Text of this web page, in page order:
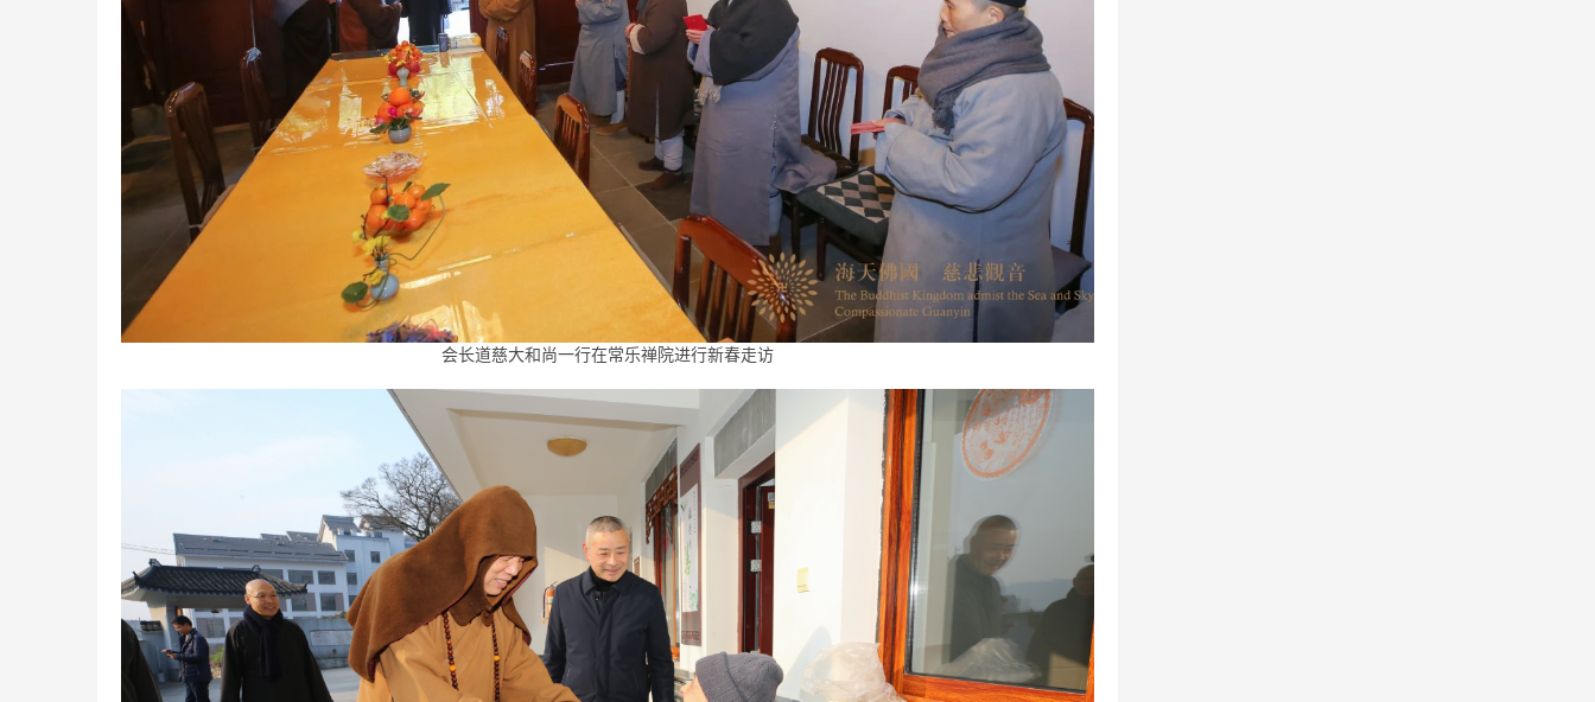
会长道慈大和尚一行在常乐禅院进行新春走访